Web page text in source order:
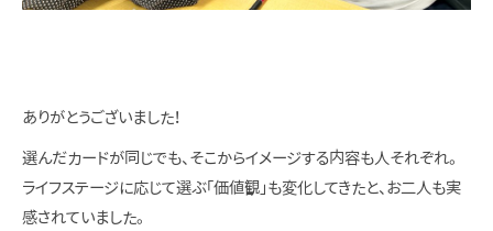
ありがとうございました！
選んだカードが同じでも、そこからイメージする内容も人それぞれ。
ライフステージに応じて選ぶ「価値観」も変化してきたと、お二人も実
感されていました。